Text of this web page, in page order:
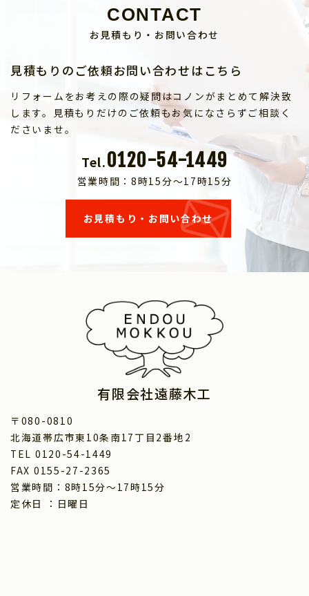
CONTACT
お見積もり・お問い合わせ
見積もりのご依頼お問い合わせはこちら
リフォームをお考えの際の疑問はコノンがまとめて解決致
します。見積もりだけのご依頼もお気になさらずご相談く
ださいませ。
Tel.0120-54-1449
営業時間：8時15分～17時15分
お見積もり・お問い合わせ
有限会社遠藤木工
〒080-0810
北海道帯広市東10条南17丁目2番地2
TEL 0120-54-1449
FAX 0155-27-2365
営業時間：8時15分～17時15分
定休日 ：日曜日